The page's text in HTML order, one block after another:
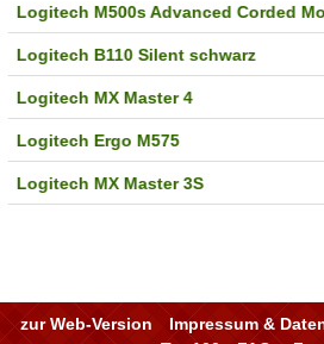
Logitech M500s Advanced Corded
Logitech B110 Silent schwarz
Logitech MX Master 4
Logitech Ergo M575
Logitech MX Master 3S
zur Web-Version Impressum &